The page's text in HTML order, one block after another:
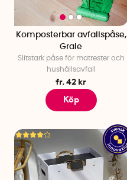
Komposterbar avfallspåse,
Grale
Slitstark påse för matrester och
hushållsavfall
fr. 42 kr
Köp